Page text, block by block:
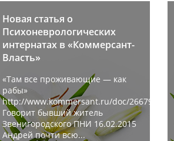
Новая статья о
Психоневрологических
интернатах в «Коммерсант-
Власть»
«Там все проживающие — как
рабы»
http://www.kommersant.ru/doc/2667919
Говорит бывший житель
Звенигородского ПНИ 16.02.2015
Андрей почти всю...